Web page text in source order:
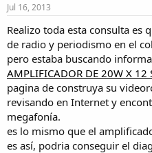
Jul 16, 2013
Realizo toda esta consulta es
de radio y periodismo en el
pero estaba buscando
AMPLIFICADOR DE 20W X 12
pagina de construya su
revisando en Internet y
megafonía.
es lo mismo que el
es así, podria conseguir el